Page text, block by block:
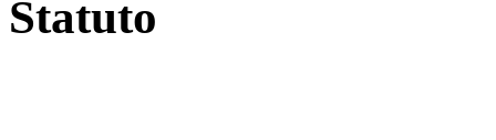
Statuto